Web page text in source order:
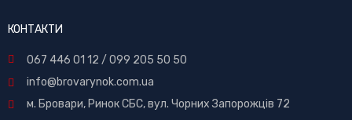
КОНТАКТИ
067 446 01 12 / 099 205 50 50
info@brovarynok.com.ua
м. Бровари, Ринок СБС, вул. Чорних Запорожців 72